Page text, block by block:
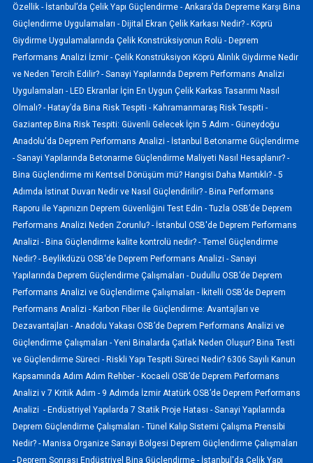
Özellik - İstanbul’da Çelik Yapı Güçlendirme - Ankara’da Depreme Karşı Bina
Güçlendirme Uygulamaları - Dijital Ekran Çelik Karkası Nedir? - Köprü
Giydirme Uygulamalarında Çelik Konstrüksiyonun Rolü - Deprem
Performans Analizi İzmir - Çelik Konstrüksiyon Köprü Alınlık Giydirme Nedir
ve Neden Tercih Edilir? - Sanayi Yapılarında Deprem Performans Analizi
Uygulamaları - LED Ekranlar İçin En Uygun Çelik Karkas Tasarımı Nasıl
Olmalı? - Hatay’da Bina Risk Tespiti - Kahramanmaraş Risk Tespiti -
Gaziantep Bina Risk Tespiti: Güvenli Gelecek İçin 5 Adım - Güneydoğu
Anadolu'da Deprem Performans Analizi - İstanbul Betonarme Güçlendirme
- Sanayi Yapılarında Betonarme Güçlendirme Maliyeti Nasıl Hesaplanır? -
Bina Güçlendirme mi Kentsel Dönüşüm mü? Hangisi Daha Mantıklı? - 5
Adımda İstinat Duvarı Nedir ve Nasıl Güçlendirilir? - Bina Performans
Raporu ile Yapınızın Deprem Güvenliğini Test Edin - Tuzla OSB’de Deprem
Performans Analizi Neden Zorunlu? - İstanbul OSB'de Deprem Performans
Analizi - Bina Güçlendirme kalite kontrolü nedir? - Temel Güçlendirme
Nedir? - Beylikdüzü OSB'de Deprem Performans Analizi - Sanayi
Yapılarında Deprem Güçlendirme Çalışmaları - Dudullu OSB’de Deprem
Performans Analizi ve Güçlendirme Çalışmaları - İkitelli OSB’de Deprem
Performans Analizi - Karbon Fiber ile Güçlendirme: Avantajları ve
Dezavantajları - Anadolu Yakası OSB’de Deprem Performans Analizi ve
Güçlendirme Çalışmaları - Yeni Binalarda Çatlak Neden Oluşur? Bina Testi
ve Güçlendirme Süreci - Riskli Yapı Tespiti Süreci Nedir? 6306 Sayılı Kanun
Kapsamında Adım Adım Rehber - Kocaeli OSB’de Deprem Performans
Analizi v 7 Kritik Adım - 9 Adımda İzmir Atatürk OSB’de Deprem Performans
Analizi - Endüstriyel Yapılarda 7 Statik Proje Hatası - Sanayi Yapılarında
Deprem Güçlendirme Çalışmaları - Tünel Kalıp Sistemi Çalışma Prensibi
Nedir? - Manisa Organize Sanayi Bölgesi Deprem Güçlendirme Çalışmaları
- Deprem Sonrası Endüstriyel Bina Güçlendirme - İstanbul'da Çelik Yapı